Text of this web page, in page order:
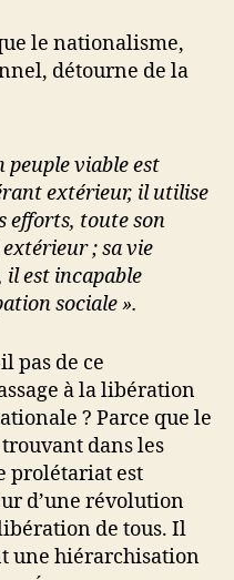
le nationalisme,
détourne de la
peuple viable est
extérieur, il utilise
efforts, toute son
; sa vie
il est incapable
sociale ».
pas de ce
à la libération
? Parce que le
dans les
prolétariat est
d’une révolution
de tous. Il
une hiérarchisation